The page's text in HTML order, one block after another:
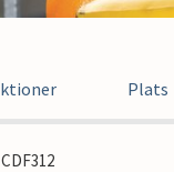
Plats
CDF312